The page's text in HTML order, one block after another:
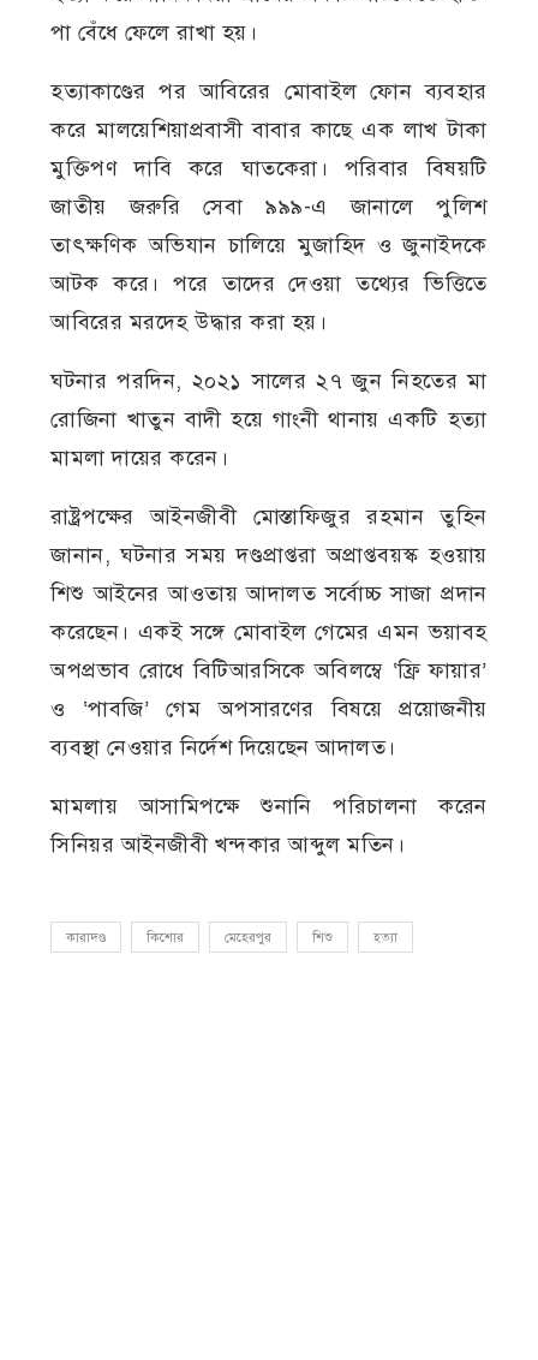
পা বেঁধে ফেলে রাখা হয়।
হত্যাকাণ্ডের পর আবিরের মোবাইল ফোন ব্যবহার
করে মালয়েশিয়াপ্রবাসী বাবার কাছে এক লাখ টাকা
মুক্তিপণ দাবি করে ঘাতকেরা। পরিবার বিষয়টি
জাতীয় জরুরি সেবা ৯৯৯-এ জানালে পুলিশ
তাৎক্ষণিক অভিযান চালিয়ে মুজাহিদ ও জুনাইদকে
আটক করে। পরে তাদের দেওয়া তথ্যের ভিত্তিতে
আবিরের মরদেহ উদ্ধার করা হয়।
ঘটনার পরদিন, ২০২১ সালের ২৭ জুন নিহতের মা
রোজিনা খাতুন বাদী হয়ে গাংনী থানায় একটি হত্যা
মামলা দায়ের করেন।
রাষ্ট্রপক্ষের আইনজীবী মোস্তাফিজুর রহমান তুহিন
জানান, ঘটনার সময় দণ্ডপ্রাপ্তরা অপ্রাপ্তবয়স্ক হওয়ায়
শিশু আইনের আওতায় আদালত সর্বোচ্চ সাজা প্রদান
করেছেন। একই সঙ্গে মোবাইল গেমের এমন ভয়াবহ
অপপ্রভাব রোধে বিটিআরসিকে অবিলম্বে ‘ফ্রি ফায়ার’
ও ‘পাবজি’ গেম অপসারণের বিষয়ে প্রয়োজনীয়
ব্যবস্থা নেওয়ার নির্দেশ দিয়েছেন আদালত।
মামলায় আসামিপক্ষে শুনানি পরিচালনা করেন
সিনিয়র আইনজীবী খন্দকার আব্দুল মতিন।
কারাদণ্ড কিশোর মেহেরপুর শিশু হত্যা